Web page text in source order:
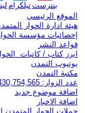
تيلكرامبنترست
الموقع الرئيسي
هيئة ادارة الحوار
إحصائيات مؤسسة
قواعد النشر
ابرز كتاب / كاتبات
يوتيوب التمدن
مكتبة التمدن
عدد الزوار: 3,430,754,565
اضافة موضوع جديد
اضافة الاخبار
حملات الحوار المتمدن